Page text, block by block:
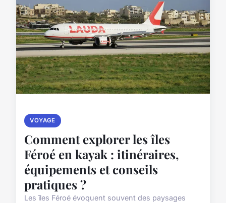
VOYAGE
Comment explorer les îles
Féroé en kayak : itinéraires,
équipements et conseils
pratiques ?
Les îles Féroé évoquent souvent des paysages